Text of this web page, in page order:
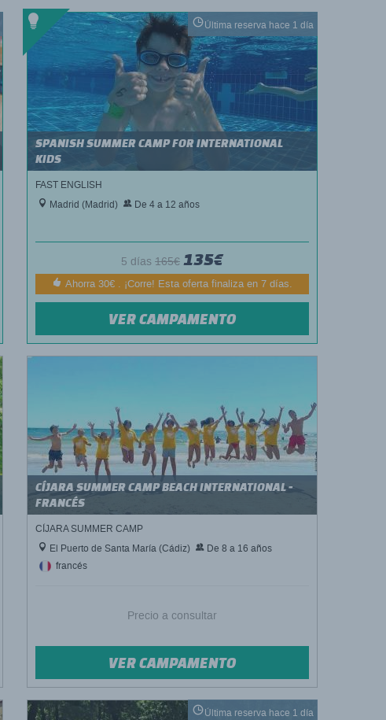
Última reserva hace 1 día
SPANISH SUMMER CAMP FOR INTERNATIONAL
KIDS
FAST ENGLISH
Madrid (Madrid)
De 4 a 12 años
5 días 165€ 135€
Ahorra 30€ . ¡Corre! Esta oferta finaliza en 7 días.
VER CAMPAMENTO
CÍJARA SUMMER CAMP BEACH INTERNATIONAL -
FRANCÉS
CÍJARA SUMMER CAMP
El Puerto de Santa María (Cádiz)
De 8 a 16 años
francés
Precio a consultar
VER CAMPAMENTO
Última reserva hace 1 día